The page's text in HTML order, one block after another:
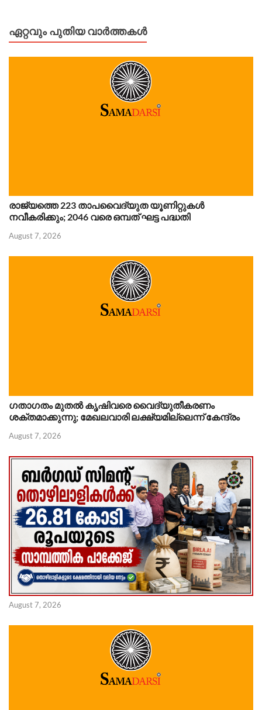
ഏറ്റവും പുതിയ വാർത്തകൾ
രാജ്യത്തെ 223 താപവൈദ്യുത യൂണിറ്റുകൾ
നവീകരിക്കും; 2046 വരെ ഒമ്പത് ഘട്ട പദ്ധതി
August 7, 2026
ഗതാഗതം മുതൽ കൃഷിവരെ വൈദ്യുതീകരണം
ശക്തമാക്കുന്നു; മേഖലവാരി ലക്ഷ്യമില്ലെന്ന് കേന്ദ്രം
August 7, 2026
August 7, 2026